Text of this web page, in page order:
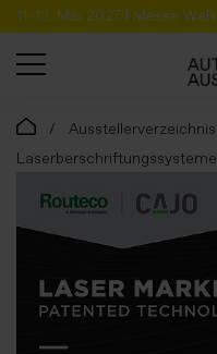
11.-13. Mai 2027 | Messe Wels
Ausstellerverzeichnis
Laserberschriftungssysteme